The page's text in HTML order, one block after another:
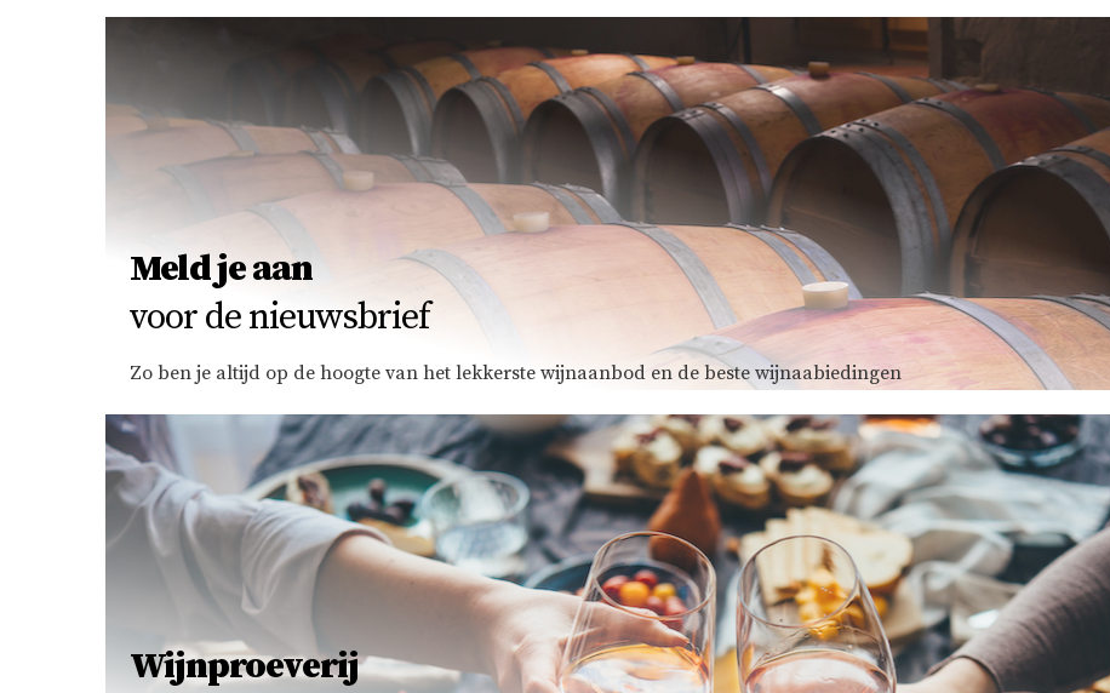
Meld je aan
voor de nieuwsbrief
Zo ben je altijd op de hoogte van het lekkerste wijnaanbod en de beste wijnaabiedingen
Wijnproeverij